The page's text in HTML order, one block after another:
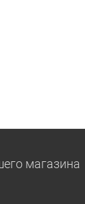
магазина